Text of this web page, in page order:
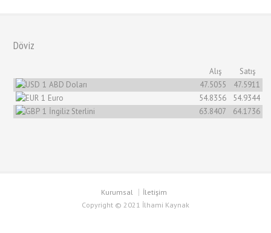
Döviz
Satış
Alış
1 ABD Doları 47.5911
47.5055
1 Euro 54.9344
54.8356
1 İngiliz Sterlini 64.1736
63.8407
Kurumsal
İletişim
Copyright © 2021 İlhami Kaynak